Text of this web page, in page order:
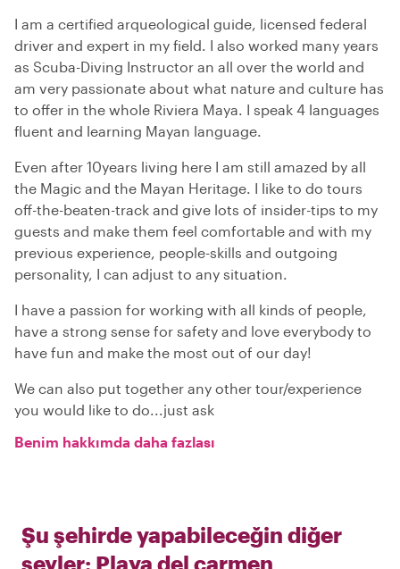
I am a certified arqueological guide, licensed federal
driver and expert in my field. I also worked many years
as Scuba-Diving Instructor an all over the world and
am very passionate about what nature and culture has
to offer in the whole Riviera Maya. I speak 4 languages
fluent and learning Mayan language.
Even after 10years living here I am still amazed by all
the Magic and the Mayan Heritage. I like to do tours
off-the-beaten-track and give lots of insider-tips to my
guests and make them feel comfortable and with my
previous experience, people-skills and outgoing
personality, I can adjust to any situation.
I have a passion for working with all kinds of people,
have a strong sense for safety and love everybody to
have fun and make the most out of our day!
We can also put together any other tour/experience
you would like to do...just ask
Benim hakkımda daha fazlası
Şu şehirde yapabileceğin diğer
şeyler: Playa del carmen